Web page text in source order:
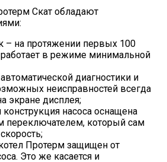
Скат обладают
– на протяжении первых 100
работает в режиме минимальной
диагностики и
неисправностей всегда
экране дисплея;
конструкция насоса оснащена
переключателем, который сам
Протерм защищен от
Это же касается и